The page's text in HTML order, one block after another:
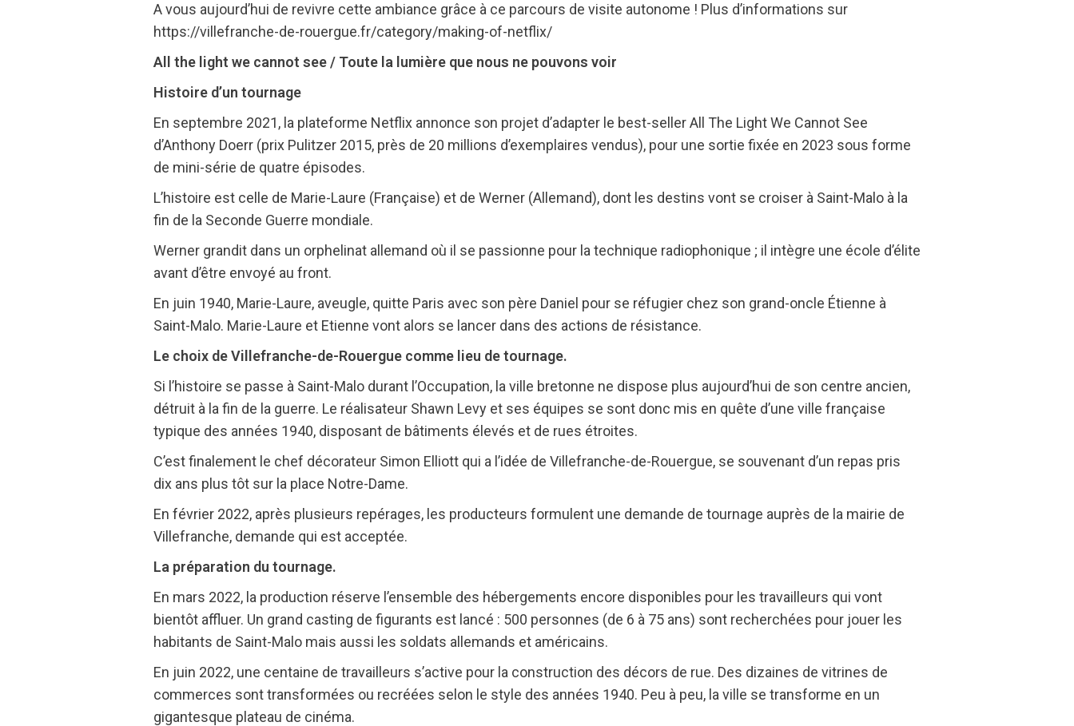
A vous aujourd’hui de revivre cette ambiance grâce à ce parcours de visite autonome ! Plus d’informations sur
https://villefranche-de-rouergue.fr/category/making-of-netflix/
All the light we cannot see / Toute la lumière que nous ne pouvons voir
Histoire d’un tournage
En septembre 2021, la plateforme Netflix annonce son projet d’adapter le best-seller All The Light We Cannot See
d’Anthony Doerr (prix Pulitzer 2015, près de 20 millions d’exemplaires vendus), pour une sortie fixée en 2023 sous forme
de mini-série de quatre épisodes.
L’histoire est celle de Marie-Laure (Française) et de Werner (Allemand), dont les destins vont se croiser à Saint-Malo à la
fin de la Seconde Guerre mondiale.
Werner grandit dans un orphelinat allemand où il se passionne pour la technique radiophonique ; il intègre une école d’élite
avant d’être envoyé au front.
En juin 1940, Marie-Laure, aveugle, quitte Paris avec son père Daniel pour se réfugier chez son grand-oncle Étienne à
Saint-Malo. Marie-Laure et Etienne vont alors se lancer dans des actions de résistance.
Le choix de Villefranche-de-Rouergue comme lieu de tournage.
Si l’histoire se passe à Saint-Malo durant l’Occupation, la ville bretonne ne dispose plus aujourd’hui de son centre ancien,
détruit à la fin de la guerre. Le réalisateur Shawn Levy et ses équipes se sont donc mis en quête d’une ville française
typique des années 1940, disposant de bâtiments élevés et de rues étroites.
C’est finalement le chef décorateur Simon Elliott qui a l’idée de Villefranche-de-Rouergue, se souvenant d’un repas pris
dix ans plus tôt sur la place Notre-Dame.
En février 2022, après plusieurs repérages, les producteurs formulent une demande de tournage auprès de la mairie de
Villefranche, demande qui est acceptée.
La préparation du tournage.
En mars 2022, la production réserve l’ensemble des hébergements encore disponibles pour les travailleurs qui vont
bientôt affluer. Un grand casting de figurants est lancé : 500 personnes (de 6 à 75 ans) sont recherchées pour jouer les
habitants de Saint-Malo mais aussi les soldats allemands et américains.
En juin 2022, une centaine de travailleurs s’active pour la construction des décors de rue. Des dizaines de vitrines de
commerces sont transformées ou recréées selon le style des années 1940. Peu à peu, la ville se transforme en un
gigantesque plateau de cinéma.